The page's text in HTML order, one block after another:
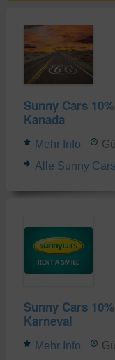
Sunny Cars
Kanada
Mehr Info
Alle Sunny
Sunny Cars
Karneval
Mehr Info